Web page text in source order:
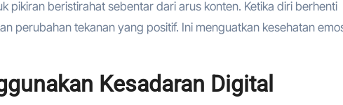
pikiran beristirahat sebentar dari arus konten. Ketika diri berhenti
perubahan tekanan yang positif. Ini menguatkan kesehatan
Kesadaran Digital